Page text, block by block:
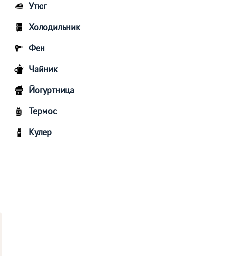
Утюг
Холодильник
Фен
Чайник
Йогуртница
Термос
Кулер